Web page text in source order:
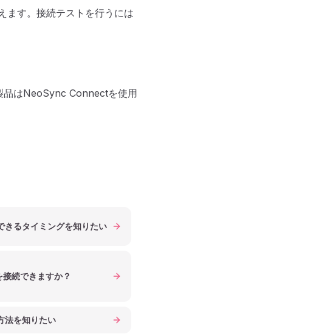
ます。接続テストを行うには
品はNeoSync Connectを使用
きるタイミングを知りたい
続できますか？
法を知りたい